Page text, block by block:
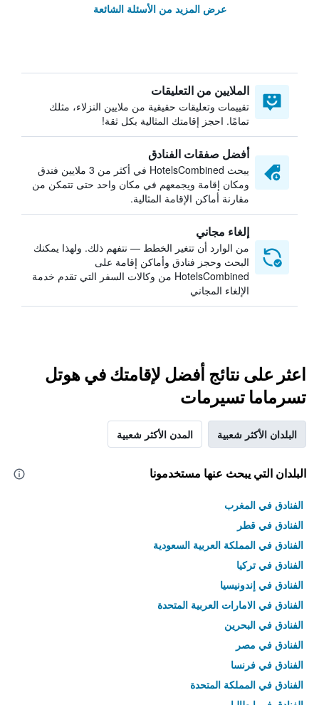
عرض المزيد من الأسئلة الشائعة
الملايين من التعليقات
تقييمات وتعليقات حقيقية من ملايين النزلاء، مثلك
تمامًا. احجز إقامتك المثالية بكل ثقة!
أفضل صفقات الفنادق
يبحث HotelsCombined في أكثر من 3 ملايين فندق
ومكان إقامة ويجمعهم في مكان واحد حتى تتمكن من
مقارنة أماكن الإقامة المثالية.
إلغاء مجاني
من الوارد أن تتغير الخطط — نتفهم ذلك. ولهذا يمكنك
البحث وحجز فنادق وأماكن إقامة على
HotelsCombined من وكالات السفر التي تقدم خدمة
الإلغاء المجاني
اعثر على نتائج أفضل لإقامتك في هوتل
تسرماما تسيرمات
البلدان الأكثر شعبية المدن الأكثر شعبية
البلدان التي يبحث عنها مستخدمونا
الفنادق في المغرب
الفنادق في قطر
الفنادق في المملكة العربية السعودية
الفنادق في تركيا
الفنادق في إندونيسيا
الفنادق في الامارات العربية المتحدة
الفنادق في البحرين
الفنادق في مصر
الفنادق في فرنسا
الفنادق في المملكة المتحدة